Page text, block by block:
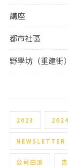
講座
都市社區
野學坊（重建街）
2023
NEWSLETTER
公司田溪